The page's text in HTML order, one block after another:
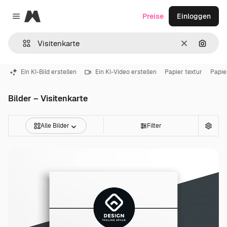
Close menu
Magnific
LöschenNach
Preise Einloggen
Ein KI-Bild erstellen Ein KI-Video erstellen Papier textur
Bilder – Visitenkarte
Alle Bilder Filter